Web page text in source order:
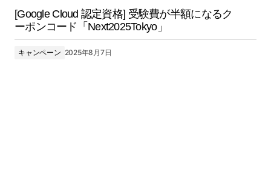
[Google Cloud 認定資格] 受験費が半額になるク
ーポンコード「Next2025Tokyo」
キャンペーン 2025年8月7日